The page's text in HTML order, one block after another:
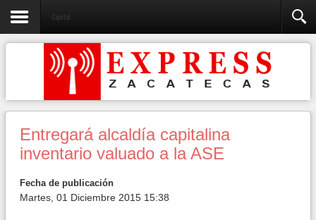
Capital
Entregará alcaldía capitalina
inventario valuado a la ASE
Fecha de publicación
Martes, 01 Diciembre 2015 15:38